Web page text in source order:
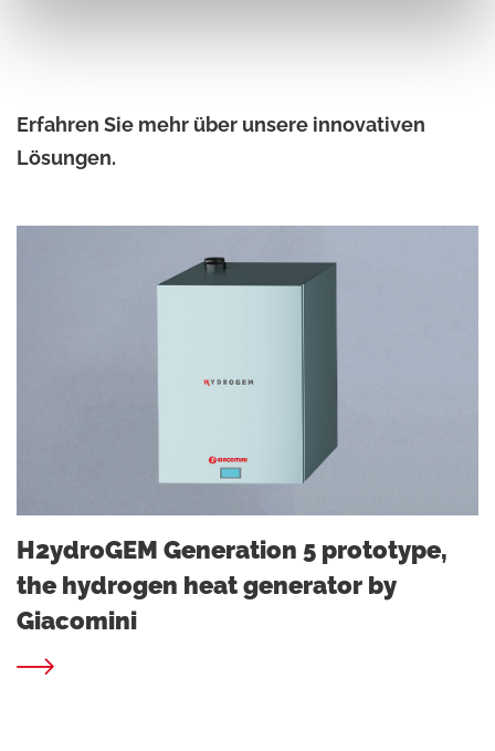
Erfahren Sie mehr über unsere innovativen
Lösungen.
H2ydroGEM Generation 5 prototype,
the hydrogen heat generator by
Giacomini